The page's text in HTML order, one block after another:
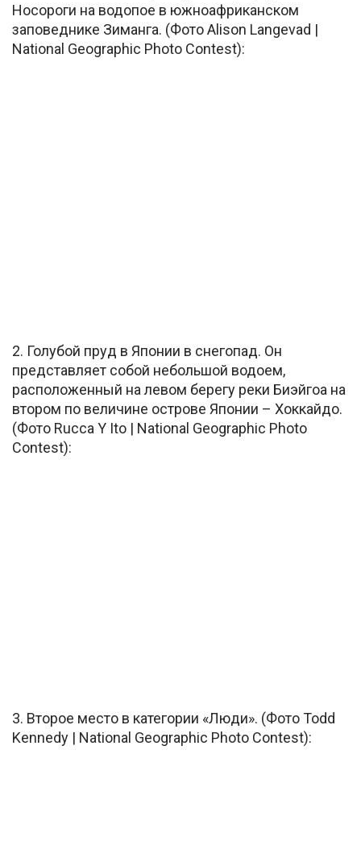
Носороги на водопое в южноафриканском
заповеднике Зиманга. (Фото Alison Langevad |
National Geographic Photo Contest):
2. Голубой пруд в Японии в снегопад. Он
представляет собой небольшой водоем,
расположенный на левом берегу реки Биэйгоа на
втором по величине острове Японии – Хоккайдо.
(Фото Rucca Y Ito | National Geographic Photo
Contest):
3. Второе место в категории «Люди». (Фото Todd
Kennedy | National Geographic Photo Contest):